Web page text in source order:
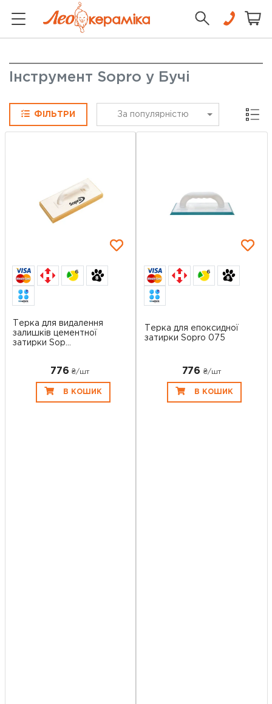
Інструмент Sopro у Бучі
ФІЛЬТРИ За популярністю Сітка
6
Терка для видалення
залишків цементної
затирки Sop...
776 ₴/шт
В КОШИК
6
Терка для епоксидної
затирки Sopro 075
776 ₴/шт
В КОШИК